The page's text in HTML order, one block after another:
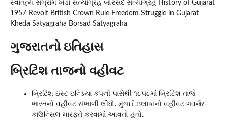
સ્વાતંત્ર્ય સંગ્રામ ખેડા સત્યાગ્રહ બોરસદ સત્યાગ્રહ History of Gujarat
1957 Revolt British Crown Rule Freedom Struggle in Gujarat
Kheda Satyagraha Borsad Satyagraha
ગુજરાતનો ઇતિહાસ
બ્રિટિશ તાજનો વહીવટ
બ્રિટિશ ઇસ્ટ ઇન્ડિયા કંપની પાસેથી ૧૮૫૮માં બ્રિટિશ તાજે
ભારતનો વહીવટ સંભાળી લીધો. મુંબઈ ઇલાકાનો વહીવટ ગવર્નર-
કાઉન્સિલ મારફતે કરવામાં આવતો હતો.